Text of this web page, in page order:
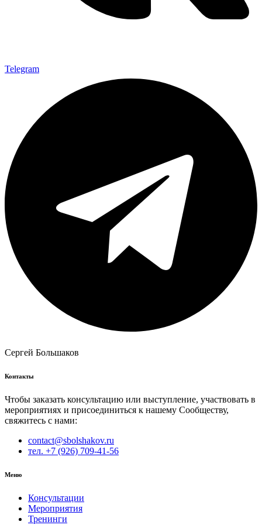
Telegram
Сергей Большаков
Контакты
Чтобы заказать консультацию или выступление, участвовать в
мероприятиях и присоединиться к нашему Сообществу,
свяжитесь с нами:
contact@sbolshakov.ru
тел. +7 (926) 709-41-56
Меню
Консультации
Мероприятия
Тренинги